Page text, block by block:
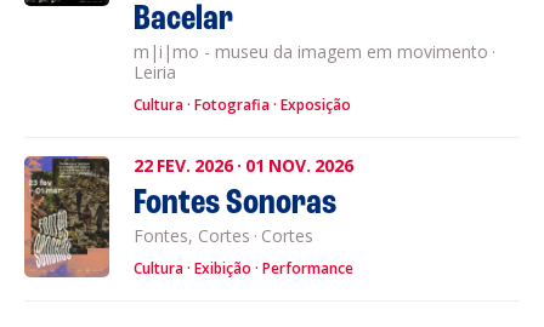
Bacelar
m|i|mo - museu da imagem em movimento ·
Leiria
Cultura Fotografia Exposição
22 FEV. 2026 · 01 NOV. 2026
Fontes Sonoras
Fontes, Cortes · Cortes
Cultura Exibição Performance